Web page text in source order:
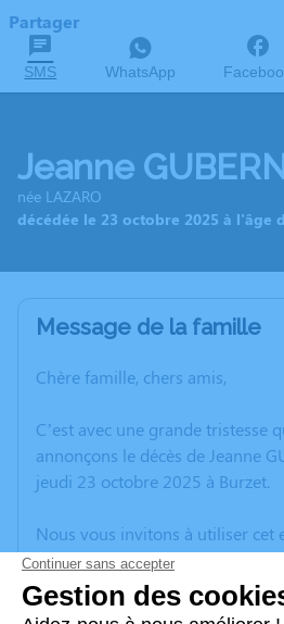
Partager
SMS WhatsApp
Jeanne
née LAZARO
décédée le 23 octobre 2025 à l'âge
Message de la famille
Chère famille, chers amis,
C’est avec une grande tristesse
annonçons le décès de Jeanne
jeudi 23 octobre 2025 à Burzet.
Nous vous invitons à utiliser cet
vos condoléances, partager des
anecdote ou exprimer vos
poèmes ou des textes. Cet